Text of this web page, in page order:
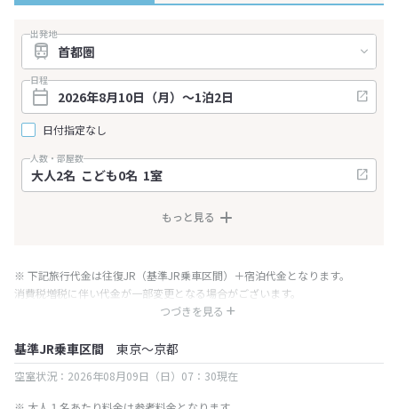
出発地
日程
日付指定なし
人数・部屋数
もっと見る
つづきを見る
※ 下記旅行代金は往復JR（基準JR乗車区間）＋宿泊代金となります。
消費税増税に伴い代金が一部変更となる場合がございます。
※ 表示されている旅行代金・プラン内容は一定時間ごとに更新されます。最
基準JR乗車区間 東京～京都
空室状況：2026年08月09日（日）07：30現在